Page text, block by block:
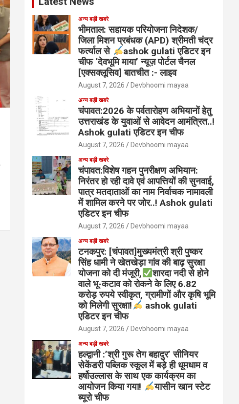
अन्य बड़ी खबरे
भीमताल: सहायक परियोजना निदेशक/
जिला मिशन प्रबंधक (APD) श्रीमती चंद्र
फर्त्याल से
ashok gulati एडिटर इन
चीफ ‘देवभूमि माया’ न्यूज़ पोर्टल चैनल
[एक्सक्लूसिव] बातचीत :- लाइव
August 7, 2026 Devbhoomi mayaa
अन्य बड़ी खबरे
चंपावत:2026 के पर्वतारोहण अभियानों हेतु
उत्तराखंड के युवाओं से आवेदन आमंत्रित..!
Ashok gulati एडिटर इन चीफ
August 7, 2026 Devbhoomi mayaa
अन्य बड़ी खबरे
चंपावत:विशेष गहन पुनरीक्षण अभियान:
निरंतर हो रही दावे एवं आपत्तियों की सुनवाई,
पात्र मतदाताओं का नाम निर्वाचक नामावली
में शामिल करने पर जोर..! Ashok gulati
एडिटर इन चीफ
August 7, 2026 Devbhoomi mayaa
अन्य बड़ी खबरे
टनकपुर: [चंपावत]मुख्यमंत्री श्री पुष्कर
सिंह धामी ने खेतखेड़ा गांव की बाढ़ सुरक्षा
योजना को दी मंजूरी,
शारदा नदी से होने
वाले भू-कटाव को रोकने के लिए 6.82
करोड़ रुपये स्वीकृत, ग्रामीणों और कृषि भूमि
को मिलेगी सुरक्षा!
ashok gulati
एडिटर इन चीफ
August 7, 2026 Devbhoomi mayaa
अन्य बड़ी खबरे
हल्द्वानी :’श्री गुरू तेग बहादुर’ सीनियर
सेकेंडरी पब्लिक स्कूल में बड़े ही धूमधाम व
हर्षोउल्लास के साथ एक कार्यक्रम का
आयोजन किया गया!
यासीन खान स्टेट
ब्यूरो चीफ